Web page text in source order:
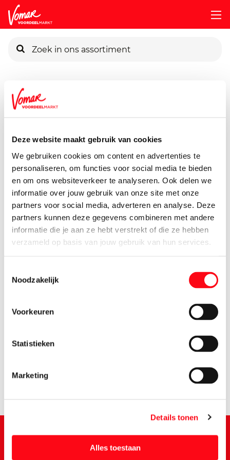
Deze website maakt gebruik van cookies
We gebruiken cookies om content en advertenties te
personaliseren, om functies voor social media te bieden
en om ons websiteverkeer te analyseren. Ook delen we
informatie over jouw gebruik van onze site met onze
partners voor social media, adverteren en analyse. Deze
partners kunnen deze gegevens combineren met andere
informatie die je aan ze hebt verstrekt of die ze hebben
verzameld op basis van jouw gebruik van hun services.
Noodzakelijk
Voorkeuren
Statistieken
Marketing
Details tonen
Alles toestaan
Pincode vergeten
Persoonlijk KIK-account
Assortiment
500 gram
2.25